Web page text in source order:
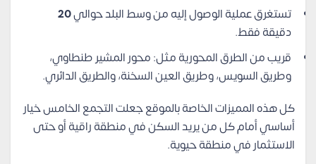
تستغرق عملية الوصول إليه من وسط البلد حوالي20
دقيقة فقط.
قريب من الطرق المحورية مثل: محور المشير طنطاوي،
وطريق السويس، وطريق العين السخنة، والطريق الدائري.
كل هذه المميزات الخاصة بالموقع جعلت التجمع الخامس خيار
أساسي أمام كل من يريد السكن في منطقة راقية أو حتى
الاستثمار في منطقة حيوية.